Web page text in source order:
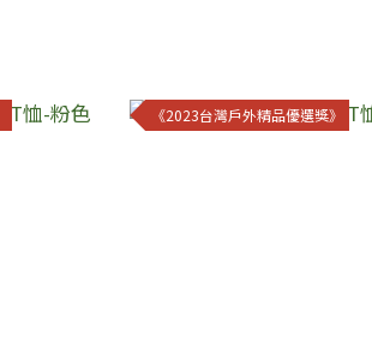
《2023台灣戶外精品優選獎》